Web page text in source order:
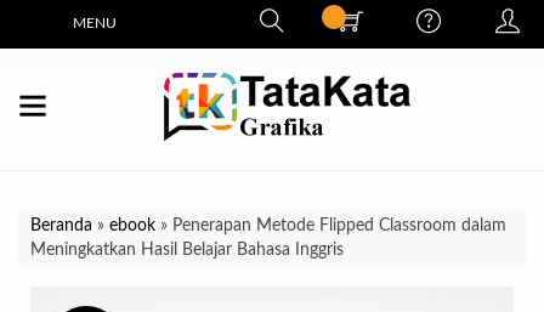
MENU
Beranda » ebook » Penerapan Metode Flipped Classroom dalam
Meningkatkan Hasil Belajar Bahasa Inggris